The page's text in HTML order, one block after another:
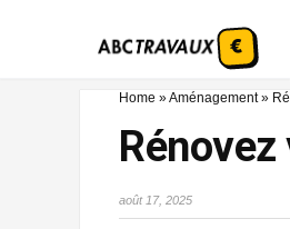
Home »Aménagement»
août 17, 2025